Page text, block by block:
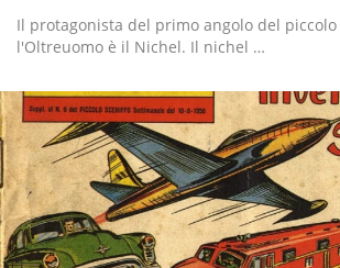
Il protagonista del primo angolo del
l'Oltreuomo è il Nichel. Il nichel …